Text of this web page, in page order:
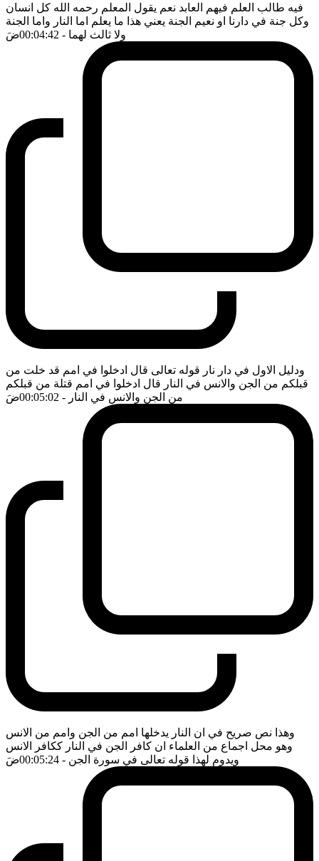
فيه طالب العلم فيهم العابد نعم يقول المعلم رحمه الله كل انسان
وكل جنة في دارنا او نعيم الجنة يعني هذا ما يعلم اما النار واما الجنة
ولا ثالث لهما - 00:04:42 ضَ
ودليل الاول في دار نار قوله تعالى قال ادخلوا في امم قد خلت من
قبلكم من الجن والانس في النار قال ادخلوا في امم قتلة من قبلكم
من الجن والانس في النار - 00:05:02 ضَ
وهذا نص صريح في ان النار يدخلها امم من الجن وامم من الانس
وهو محل اجماع من العلماء ان كافر الجن في النار ككافر الانس
ويدوم لهذا قوله تعالى في سورة الجن - 00:05:24 ضَ